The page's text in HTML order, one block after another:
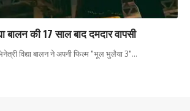
बालन की 17 साल बाद दमदार वापसी
विद्या बालन ने अपनी फिल्म "भूल भुलैया 3"…